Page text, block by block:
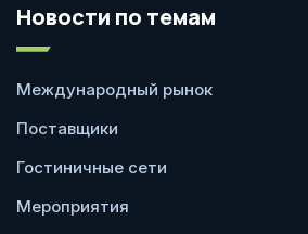
Новости по темам
Международный рынок
Поставщики
Гостиничные сети
Мероприятия